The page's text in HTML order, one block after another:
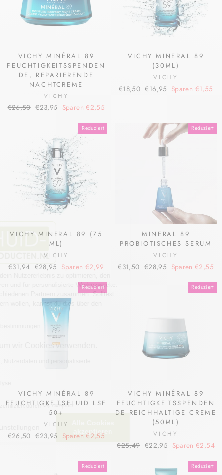
VICHY MINÉRAL 89
FEUCHTIGKEITSSPENDEN
DE, REPARIERENDE
NACHTCREME
VICHY
Normaler
€26,50 Sonderpreis
€23,95 Sparen €2,55
VICHY MINERAL 89
(30ML)
VICHY
Normaler
€18,50 Sonderpreis
€16,95 Sparen €1,55
Reduziert
VICHY MINERAL 89 (75
ML)
VICHY
Normaler
€31,94 Sonderpreis
€28,95 Sparen €2,99
Reduziert
MINERAL 89
PROBIOTISCHES SERUM
VICHY
Normaler
€31,50 Sonderpreis
€28,95 Sparen €2,55
Reduziert
VICHY MINÉRAL 89
FEUCHTIGKEITSFLUID LSF
50+
VICHY
Normaler
€26,50 Sonderpreis
€23,95 Sparen €2,55
Reduziert
VICHY MINÉRAL 89
FEUCHTIGKEITSSPENDEN
DE REICHHALTIGE CREME
(50ML)
VICHY
Normaler
€25,49 Sonderpreis
€22,95 Sparen €2,54
Reduziert Reduziert